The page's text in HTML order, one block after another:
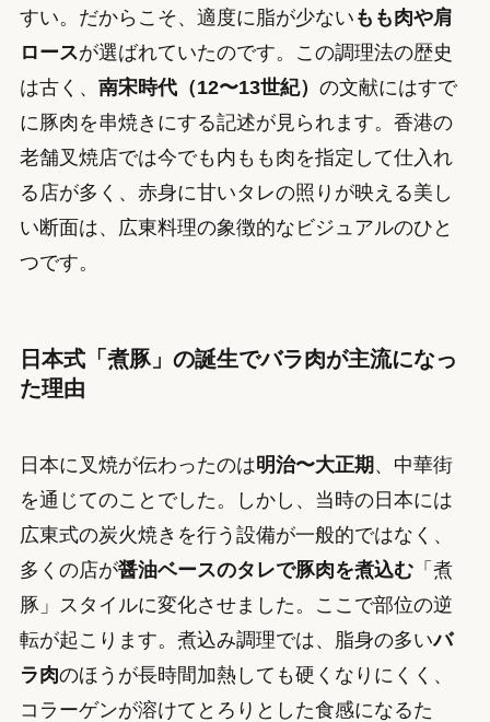
すい。だからこそ、適度に脂が少ない もも肉や肩
ロースが選ばれていたのです。この調理法の歴史
は古く、 南宋時代（12〜13世紀） の文献にはすで
に豚肉を串焼きにする記述が見られます。香港の
老舗叉焼店では今でも内もも肉を指定して仕入れ
る店が多く、赤身に甘いタレの照りが映える美し
い断面は、広東料理の象徴的なビジュアルのひと
つです。
日本式「煮豚」の誕生でバラ肉が主流になっ
た理由
日本に叉焼が伝わったのは明治〜大正期 、中華街
を通じてのことでした。しかし、当時の日本には
広東式の炭火焼きを行う設備が一般的ではなく、
多くの店が醤油ベースのタレで豚肉を煮込む「煮
豚」スタイルに変化させました。ここで部位の逆
転が起こります。煮込み調理では、脂身の多いバ
ラ肉のほうが長時間加熱しても硬くなりにくく、
コラーゲンが溶けてとろりとした食感になるた